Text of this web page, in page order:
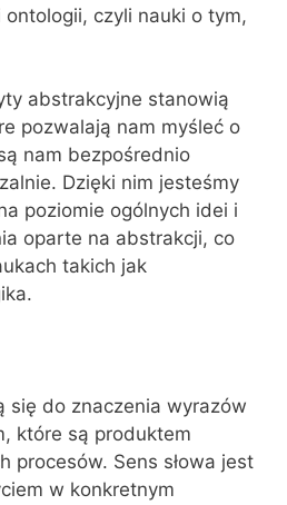
ontologii, czyli nauki o tym,
abstrakcyjne stanowią
pozwalają nam myśleć o
nam bezpośrednio
Dzięki nim jesteśmy
poziomie ogólnych idei i
oparte na abstrakcji, co
takich jak
się do znaczenia wyrazów
które są produktem
procesów. Sens słowa jest
w konkretnym